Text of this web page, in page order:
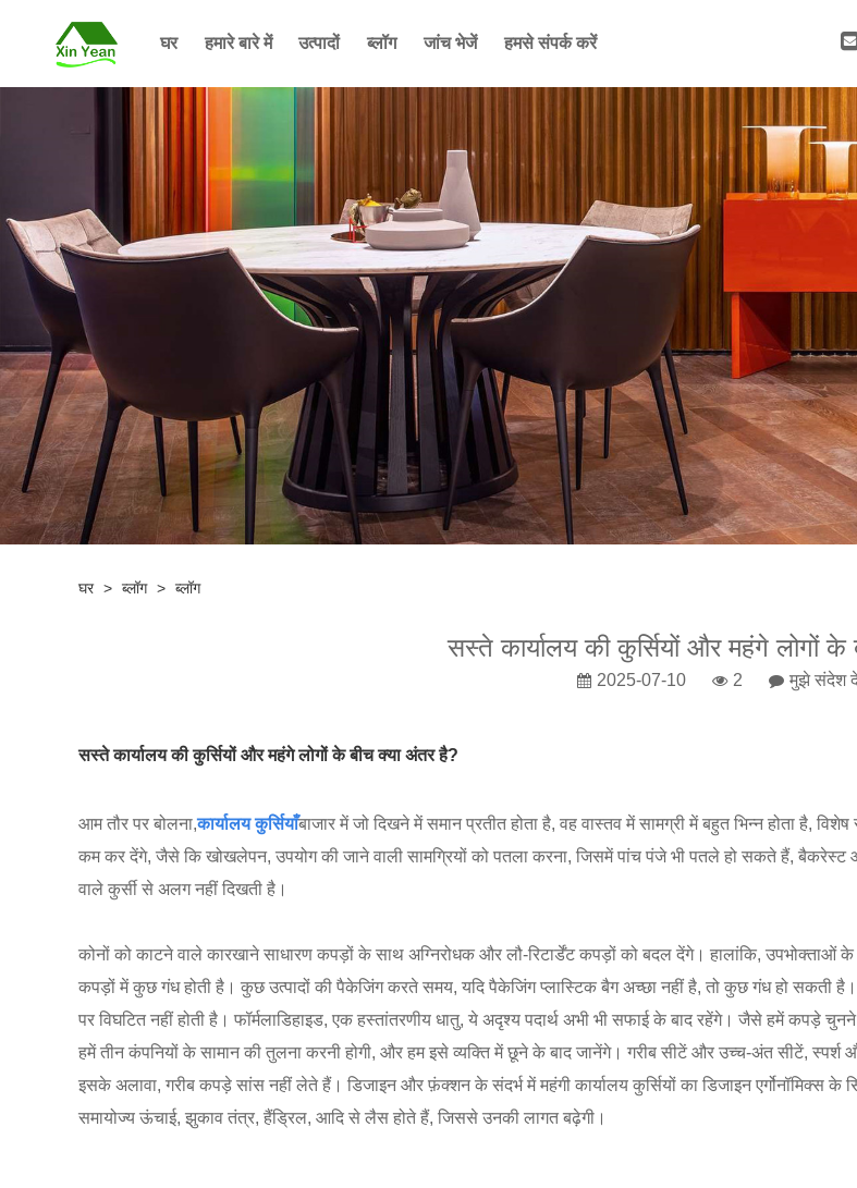
घर हमारे बारे में उत्पादों ब्लॉग जांच भेजें हमसे संपर्क करें
घर > ब्लॉग > ब्लॉग
सस्ते कार्यालय की कुर्सियों और महंगे लोगों
2025-07-10 2 मुझे संदेश
सस्ते कार्यालय की कुर्सियों और महंगे लोगों के बीच क्या अंतर है?
आम तौर पर बोलना,कार्यालय कुर्सियाँबाजार में जो दिखने में समान प्रतीत होता है, वह वास्तव में सामग्री में बहुत भिन्न होता है,
कम कर देंगे, जैसे कि खोखलेपन, उपयोग की जाने वाली सामग्रियों को पतला करना, जिसमें पांच पंजे भी पतले हो सकते हैं,
वाले कुर्सी से अलग नहीं दिखती है।
कोनों को काटने वाले कारखाने साधारण कपड़ों के साथ अग्निरोधक और लौ-रिटार्डेंट कपड़ों को बदल देंगे। हालांकि, उपभोक्ताओं
कपड़ों में कुछ गंध होती है। कुछ उत्पादों की पैकेजिंग करते समय, यदि पैकेजिंग प्लास्टिक बैग अच्छा नहीं है, तो कुछ गंध हो सकती
पर विघटित नहीं होती है। फॉर्मलाडिहाइड, एक हस्तांतरणीय धातु, ये अदृश्य पदार्थ अभी भी सफाई के बाद रहेंगे। जैसे हमें कपड़े
हमें तीन कंपनियों के सामान की तुलना करनी होगी, और हम इसे व्यक्ति में छूने के बाद जानेंगे। गरीब सीटें और उच्च-अंत सीटें,
इसके अलावा, गरीब कपड़े सांस नहीं लेते हैं। डिजाइन और फ़ंक्शन के संदर्भ में महंगी कार्यालय कुर्सियों का डिजाइन एर्गोनॉमिक्स
समायोज्य ऊंचाई, झुकाव तंत्र, हैंड्रिल, आदि से लैस होते हैं, जिससे उनकी लागत बढ़ेगी।